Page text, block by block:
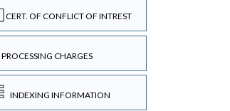
CERT. OF CONFLICT OF INTREST
PROCESSING CHARGES
INDEXING INFORMATION